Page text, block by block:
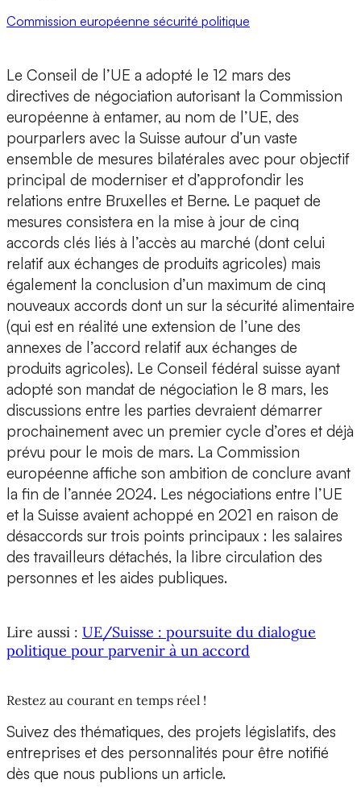
Commission européenne sécurité politique
Le Conseil de l’UE a adopté le 12 mars des
directives de négociation autorisant la Commission
européenne à entamer, au nom de l’UE, des
pourparlers avec la Suisse autour d’un vaste
ensemble de mesures bilatérales avec pour objectif
principal de moderniser et d’approfondir les
relations entre Bruxelles et Berne. Le paquet de
mesures consistera en la mise à jour de cinq
accords clés liés à l’accès au marché (dont celui
relatif aux échanges de produits agricoles) mais
également la conclusion d’un maximum de cinq
nouveaux accords dont un sur la sécurité alimentaire
(qui est en réalité une extension de l’une des
annexes de l’accord relatif aux échanges de
produits agricoles). Le Conseil fédéral suisse ayant
adopté son mandat de négociation le 8 mars, les
discussions entre les parties devraient démarrer
prochainement avec un premier cycle d’ores et déjà
prévu pour le mois de mars. La Commission
européenne affiche son ambition de conclure avant
la fin de l’année 2024. Les négociations entre l’UE
et la Suisse avaient achoppé en 2021 en raison de
désaccords sur trois points principaux : les salaires
des travailleurs détachés, la libre circulation des
personnes et les aides publiques.
Lire aussi : UE/Suisse : poursuite du dialogue
politique pour parvenir à un accord
Restez au courant en temps réel !
Suivez des thématiques, des projets législatifs, des
entreprises et des personnalités pour être notifié
dès que nous publions un article.